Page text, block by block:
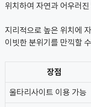
위치하여 자연과 어우러
지리적으로 높은 위치에
이빗한 분위기를 만끽할
장점
울타리사이트 이용 가능